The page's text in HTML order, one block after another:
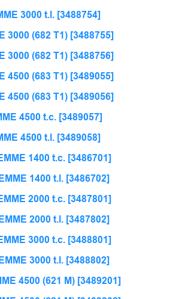
3000 t.l. [3488754]
3000 (682 T1) [3488755]
3000 (682 T1) [3488756]
4500 (683 T1) [3489055]
4500 (683 T1) [3489056]
4500 t.c. [3489057]
4500 t.l. [3489058]
1400 t.c. [3486701]
1400 t.l. [3486702]
2000 t.c. [3487801]
2000 t.l. [3487802]
3000 t.c. [3488801]
3000 t.l. [3488802]
4500 (621 M) [3489201]